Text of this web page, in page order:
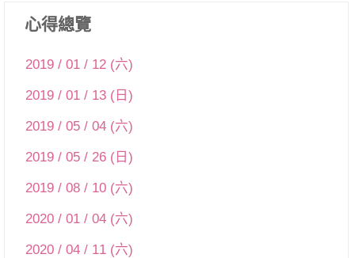
心得總覽
2019 / 01 / 12 (六)
2019 / 01 / 13 (日)
2019 / 05 / 04 (六)
2019 / 05 / 26 (日)
2019 / 08 / 10 (六)
2020 / 01 / 04 (六)
2020 / 04 / 11 (六)